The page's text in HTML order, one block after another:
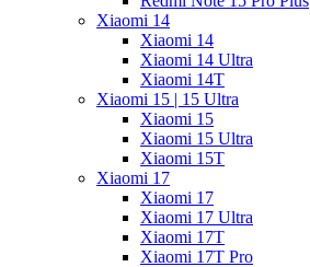
Xiaomi 14
Xiaomi 14
Xiaomi 14 Ultra
Xiaomi 14T
Xiaomi 15 | 15 Ultra
Xiaomi 15
Xiaomi 15 Ultra
Xiaomi 15T
Xiaomi 17
Xiaomi 17
Xiaomi 17 Ultra
Xiaomi 17T
Xiaomi 17T Pro